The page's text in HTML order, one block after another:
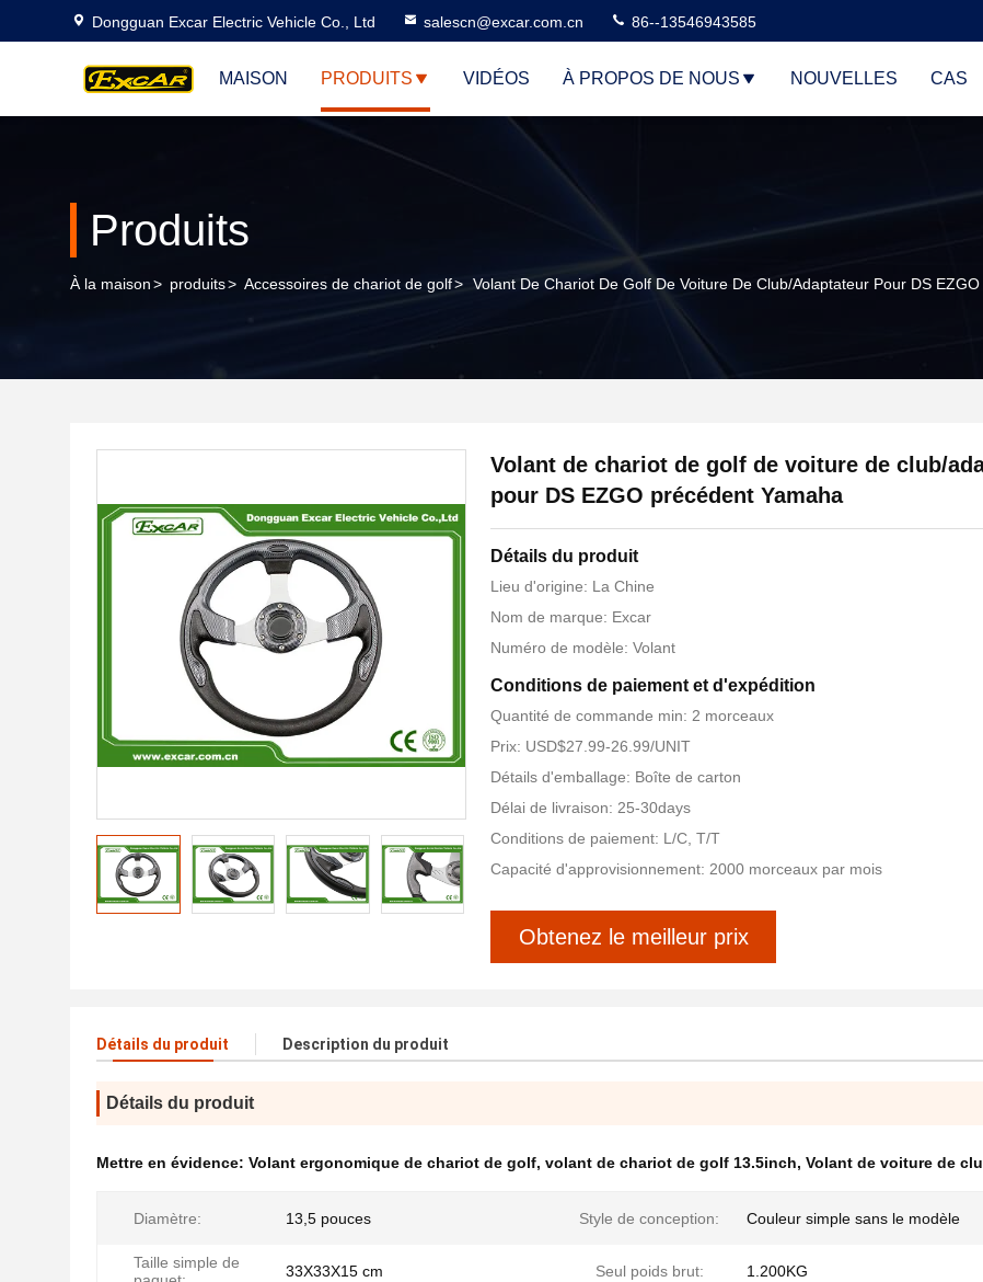
Dongguan Excar Electric Vehicle Co., Ltd salescn@excar.com.cn 86--13546943585
MAISON PRODUITS VIDÉOS À PROPOS DE NOUS NOUVELLES CAS
Produits
À la maison> produits> Accessoires de chariot de golf> Volant De Chariot De Golf De Voiture De Club/adaptateur Pour DS
Volant de chariot de golf de voiture de club/
pour DS EZGO précédent Yamaha
Détails du produit
Lieu d'origine: La Chine
Nom de marque: Excar
Numéro de modèle: Volant
Conditions de paiement et d'expédition
Quantité de commande min: 2 morceaux
Prix: USD$27.99-26.99/UNIT
Détails d'emballage: Boîte de carton
Délai de livraison: 25-30days
Conditions de paiement: L/C, T/T
Capacité d'approvisionnement: 2000 morceaux par mois
Obtenez le meilleur prix
Détails du produit Description du produit
Détails du produit
Mettre en évidence: Volant ergonomique de chariot de golf, volant de chariot de golf 13.5inch, Volant de voiture de
Diamètre: 13,5 pouces Style de conception: Couleur simple sans le modèle
Taille simple de
33X33X15 cm Seul poids brut: 1.200KG